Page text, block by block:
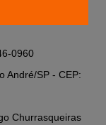
0960
André/SP - CEP:
Churrasqueiras